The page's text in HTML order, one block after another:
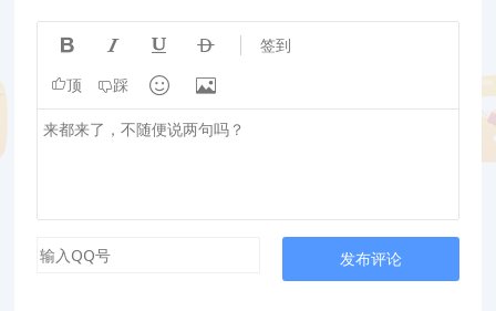
    签到
顶 踩  
发布评论